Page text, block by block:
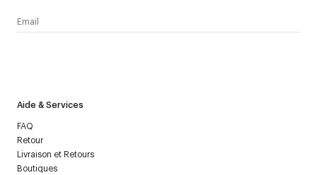
Aide & Services
FAQ
Retour
Livraison et Retours
Boutiques